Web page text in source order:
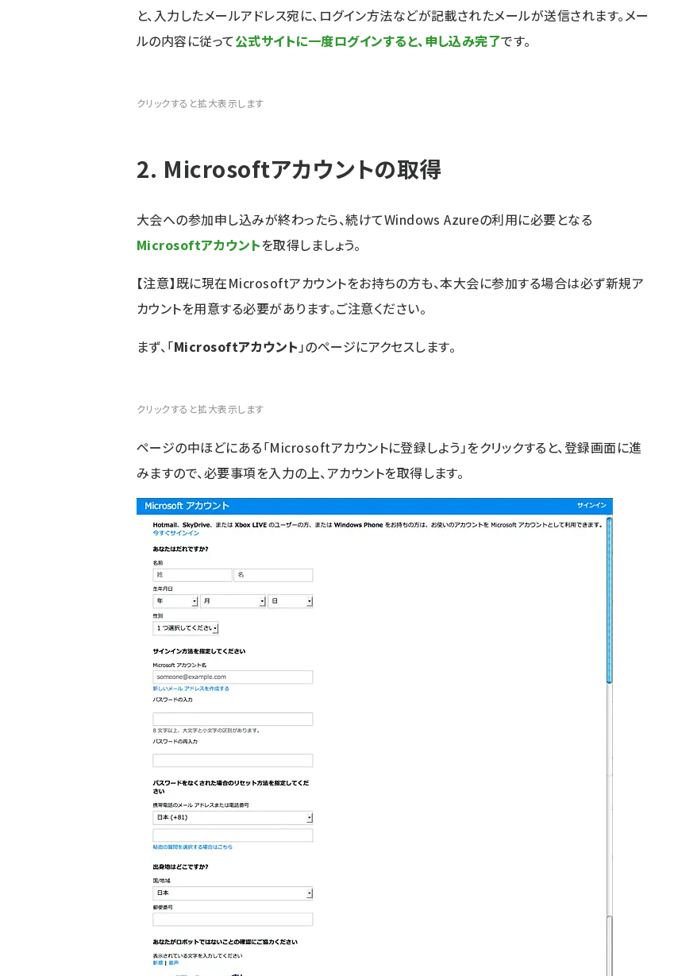
と、入力したメールアドレス宛に、ログイン方法などが記載されたメールが送信されます。メー
ルの内容に従って公式サイトに一度ログインすると、申し込み完了です。
クリックすると拡大表示します
2. Microsoftアカウントの取得
大会への参加申し込みが終わったら、続けてWindows Azureの利用に必要となる
Microsoftアカウントを取得しましょう。
【注意】既に現在Microsoftアカウントをお持ちの方も、本大会に参加する場合は必ず新規ア
カウントを用意する必要があります。ご注意ください。
まず、「Microsoftアカウント」のページにアクセスします。
クリックすると拡大表示します
ページの中ほどにある「Microsoftアカウントに登録しよう」をクリックすると、登録画面に進
みますので、必要事項を入力の上、アカウントを取得します。